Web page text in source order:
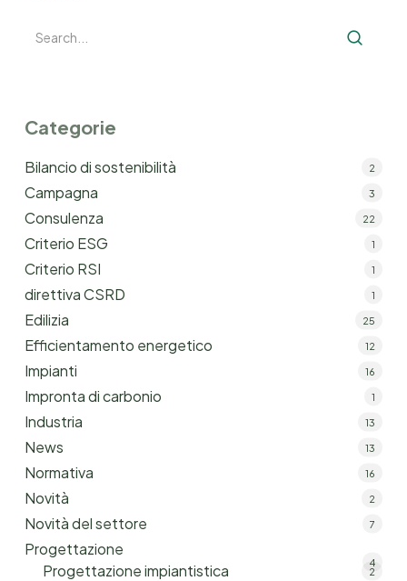
Categorie
Bilancio di sostenibilità 2
Campagna 3
Consulenza 22
Criterio ESG 1
Criterio RSI 1
direttiva CSRD 1
Edilizia 25
Efficientamento energetico 12
Impianti 16
Impronta di carbonio 1
Industria 13
News 13
Normativa 16
Novità 2
Novità del settore 7
Progettazione
4
Progettazione impiantistica 2